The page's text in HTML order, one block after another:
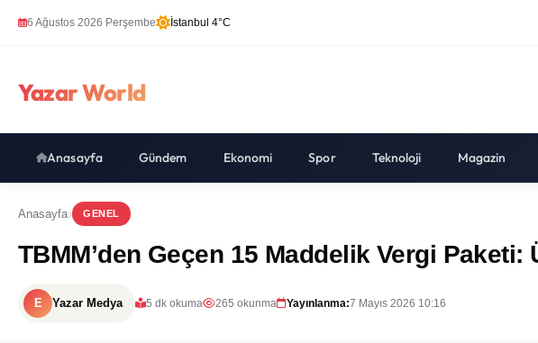
6 Ağustos 2026 Perşembe İstanbul 4°C
Yazar World
Anasayfa Gündem Ekonomi Spor Teknoloji Magazin
Anasayfa GENEL
TBMM’den Geçen 15 Maddelik Vergi
E Yazar Medya 5 dk okuma 265 okunma Yayınlanma:7 Mayıs 2026 10:16